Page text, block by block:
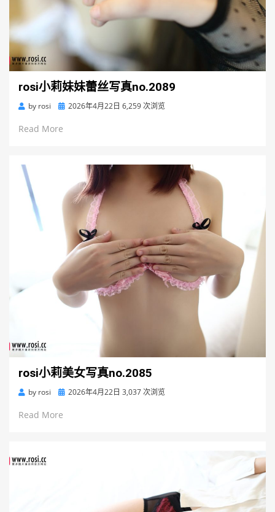
rosi小莉妹妹蕾丝写真no.2089
by rosi
Posted2026年4月22日 6,259 次浏览
Read More
rosi小莉美女写真no.2085
by rosi
Posted2026年4月22日 3,037 次浏览
Read More